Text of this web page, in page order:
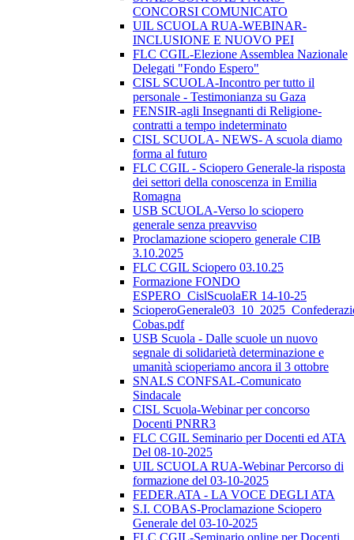
CONCORSI COMUNICATO
UIL SCUOLA RUA-WEBINAR-
INCLUSIONE E NUOVO PEI
FLC CGIL-Elezione Assemblea Nazionale
Delegati "Fondo Espero"
CISL SCUOLA-Incontro per tutto il
personale - Testimonianza su Gaza
FENSIR-agli Insegnanti di Religione-
contratti a tempo indeterminato
CISL SCUOLA- NEWS- A scuola diamo
forma al futuro
FLC CGIL - Sciopero Generale-la risposta
dei settori della conoscenza in Emilia
Romagna
USB SCUOLA-Verso lo sciopero
generale senza preavviso
Proclamazione sciopero generale CIB
3.10.2025
FLC CGIL Sciopero 03.10.25
Formazione FONDO
ESPERO_CislScuolaER 14-10-25
Cobas.pdf
USB Scuola - Dalle scuole un nuovo
segnale di solidarietà determinazione e
umanità scioperiamo ancora il 3 ottobre
SNALS CONFSAL-Comunicato
Sindacale
CISL Scuola-Webinar per concorso
Docenti PNRR3
FLC CGIL Seminario per Docenti ed ATA
Del 08-10-2025
UIL SCUOLA RUA-Webinar Percorso di
formazione del 03-10-2025
FEDER.ATA - LA VOCE DEGLI ATA
S.I. COBAS-Proclamazione Sciopero
Generale del 03-10-2025